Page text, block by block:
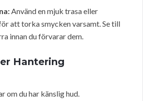
Använd en mjuk trasa eller
att torka smycken varsamt. Se till
innan du förvarar dem.
Hantering
om du har känslig hud.